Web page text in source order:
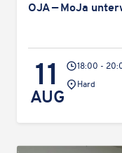
OJA — MoJa
11
AUG
18:00 -
Hard